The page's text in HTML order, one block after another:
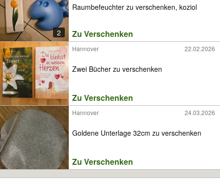
2
Raumbefeuchter zu verschenken, koziol
Zu Verschenken
Hannover 22.02.2026
Zwei Bücher zu verschenken
Zu Verschenken
Hannover 24.03.2026
Goldene Unterlage 32cm zu verschenken
Zu Verschenken